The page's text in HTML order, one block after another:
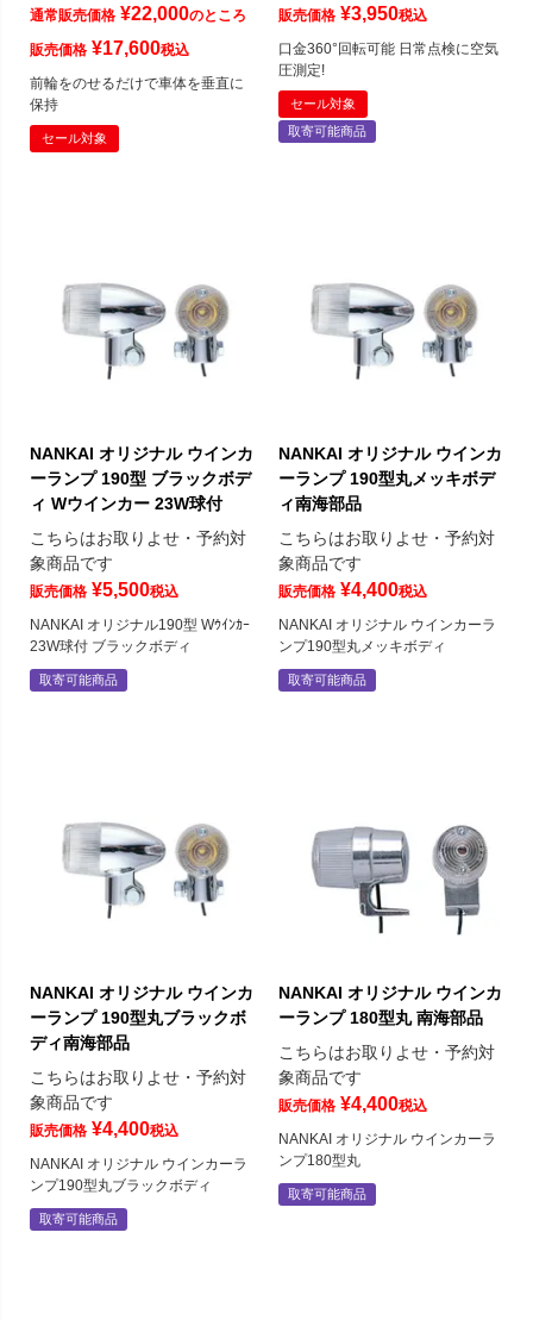
通常販売価格 ¥22,000のところ
販売価格 ¥17,600税込
前輪をのせるだけで車体を垂直に
保持
セール対象
販売価格 ¥3,950税込
口金360°回転可能 日常点検に空気
圧測定!
セール対象
取寄可能商品
NANKAI オリジナル ウインカ
ーランプ 190型 ブラックボデ
ィ Wウインカー 23W球付
こちらはお取りよせ・予約対
象商品です
販売価格 ¥5,500税込
NANKAI オリジナル190型 Wｳｲﾝｶｰ
23W球付 ブラックボディ
取寄可能商品
NANKAI オリジナル ウインカ
ーランプ 190型丸メッキボデ
ィ南海部品
こちらはお取りよせ・予約対
象商品です
販売価格 ¥4,400税込
NANKAI オリジナル ウインカーラ
ンプ190型丸メッキボディ
取寄可能商品
NANKAI オリジナル ウインカ
ーランプ 190型丸ブラックボ
ディ南海部品
こちらはお取りよせ・予約対
象商品です
販売価格 ¥4,400税込
NANKAI オリジナル ウインカーラ
ンプ190型丸ブラックボディ
取寄可能商品
NANKAI オリジナル ウインカ
ーランプ 180型丸 南海部品
こちらはお取りよせ・予約対
象商品です
販売価格 ¥4,400税込
NANKAI オリジナル ウインカーラ
ンプ180型丸
取寄可能商品